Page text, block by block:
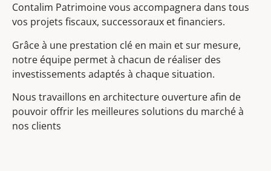
Contalim Patrimoine vous accompagnera dans tous
vos projets fiscaux, successoraux et financiers.
Grâce à une prestation clé en main et sur mesure,
notre équipe permet à chacun de réaliser des
investissements adaptés à chaque situation.
Nous travaillons en architecture ouverture afin de
pouvoir offrir les meilleures solutions du marché à
nos clients